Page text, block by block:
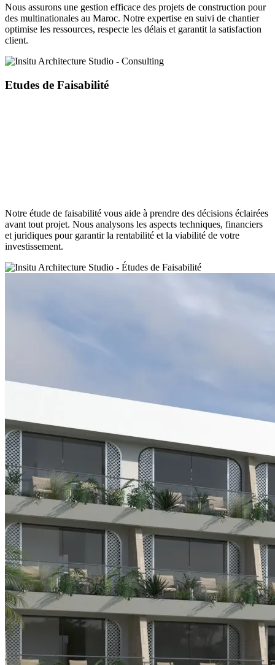
Nous assurons une gestion efficace des projets de construction pour
des multinationales au Maroc. Notre expertise en suivi de chantier
optimise les ressources, respecte les délais et garantit la satisfaction
client.
Etudes de Faisabilité
Notre étude de faisabilité vous aide à prendre des décisions éclairées
avant tout projet. Nous analysons les aspects techniques, financiers
et juridiques pour garantir la rentabilité et la viabilité de votre
investissement.